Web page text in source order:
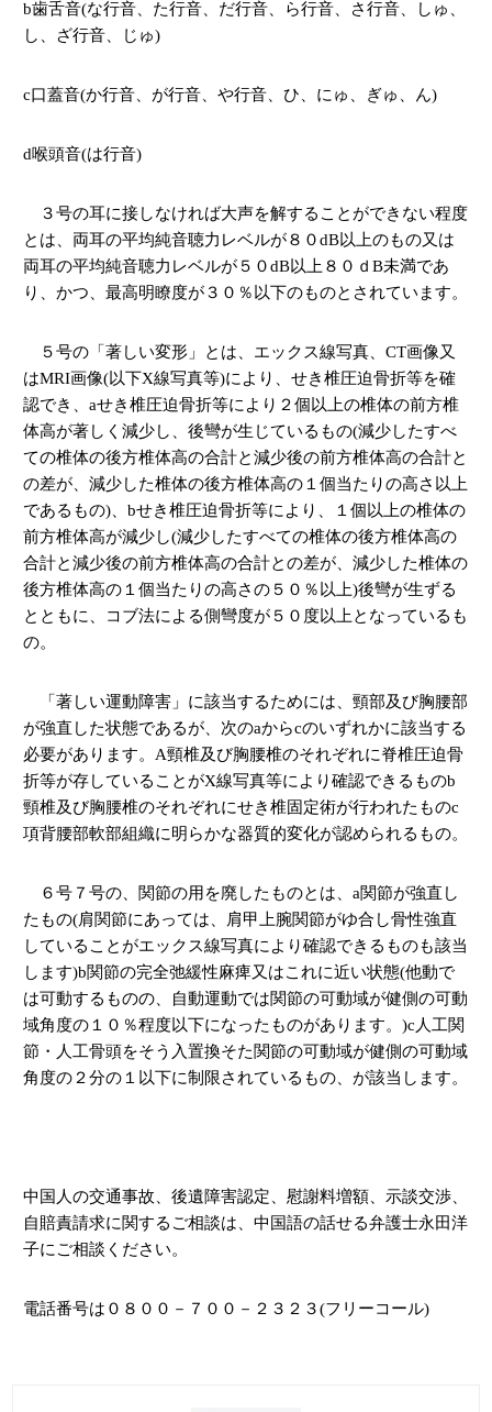
b歯舌音(な行音、た行音、だ行音、ら行音、さ行音、しゅ、
し、ざ行音、じゅ)
c口蓋音(か行音、が行音、や行音、ひ、にゅ、ぎゅ、ん)
d喉頭音(は行音)
３号の耳に接しなければ大声を解することができない程度
とは、両耳の平均純音聴力レベルが８０dB以上のもの又は
両耳の平均純音聴力レベルが５０dB以上８０ｄB未満であ
り、かつ、最高明瞭度が３０％以下のものとされています。
５号の「著しい変形」とは、エックス線写真、CT画像又
はMRI画像(以下X線写真等)により、せき椎圧迫骨折等を確
認でき、aせき椎圧迫骨折等により２個以上の椎体の前方椎
体高が著しく減少し、後彎が生じているもの(減少したすべ
ての椎体の後方椎体高の合計と減少後の前方椎体高の合計と
の差が、減少した椎体の後方椎体高の１個当たりの高さ以上
であるもの) 、bせき椎圧迫骨折等により、１個以上の椎体の
前方椎体高が減少し(減少したすべての椎体の後方椎体高の
合計と減少後の前方椎体高の合計との差が、減少した椎体の
後方椎体高の１個当たりの高さの５０％以上)後彎が生ずる
とともに、コブ法による側彎度が５０度以上となっているも
の。
「著しい運動障害」に該当するためには、頸部及び胸腰部
が強直した状態であるが、次のaからcのいずれかに該当する
必要があります。 A頸椎及び胸腰椎のそれぞれに脊椎圧迫骨
折等が存していることがX線写真等により確認できるものb
頸椎及び胸腰椎のそれぞれにせき椎固定術が行われたものc
項背腰部軟部組織に明らかな器質的変化が認められるもの。
６号７号の、関節の用を廃したものとは、a関節が強直し
たもの(肩関節にあっては、肩甲上腕関節がゆ合し骨性強直
していることがエックス線写真により確認できるものも該当
します)b関節の完全弛緩性麻痺又はこれに近い状態(他動で
は可動するものの、自動運動では関節の可動域が健側の可動
域角度の１０％程度以下になったものがあります。)c 人工関
節・人工骨頭をそう入置換そた関節の可動域が健側の可動域
角度の２分の１以下に制限されているもの、が該当します。
中国人の交通事故、後遺障害認定、慰謝料増額、示談交渉、
自賠責請求に関するご相談は、中国語の話せる弁護士永田洋
子にご相談ください。
電話番号は０８００－７００－２３２３(フリーコール)